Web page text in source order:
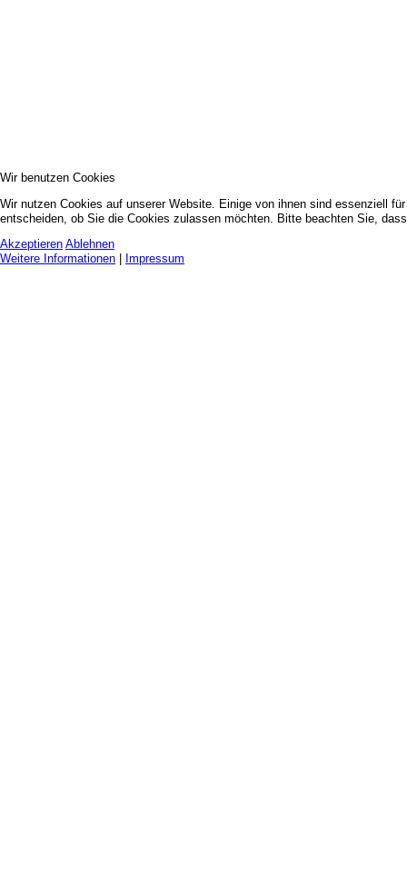
Wir benutzen Cookies
Wir nutzen Cookies auf unserer Website. Einige von ihnen sind essenziell
entscheiden, ob Sie die Cookies zulassen möchten. Bitte beachten Sie,
Akzeptieren Ablehnen
Weitere Informationen
Impressum